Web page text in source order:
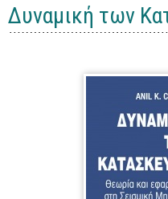
Microsoft Office
Προγραμματισμός
Δυναμική των